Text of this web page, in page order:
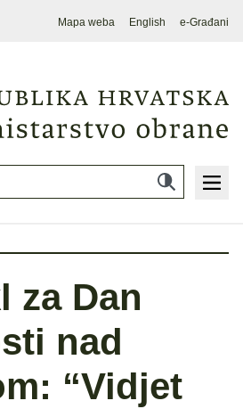
Mapa weba English e-Građani
za Dan
nad
“Vidjet